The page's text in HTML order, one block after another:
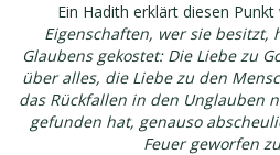
Ein Hadith erklärt diesen
Eigenschaften, wer sie besitzt,
Glaubens gekostet: Die Liebe zu
über alles, die Liebe zu den
das Rückfallen in den Unglauben
gefunden hat, genauso
Feuer geworfen